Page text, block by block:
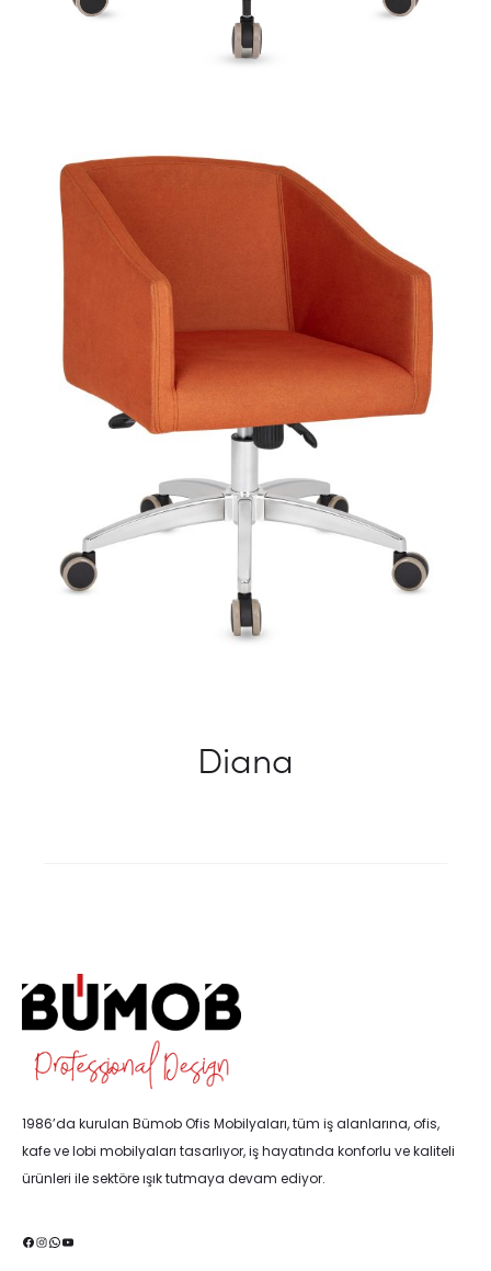
Diana
1986’da kurulan Bümob Ofis Mobilyaları, tüm iş alanlarına, ofis,
kafe ve lobi mobilyaları tasarlıyor, iş hayatında konforlu ve kaliteli
ürünleri ile sektöre ışık tutmaya devam ediyor.
Facebook
Instagram
WhatsApp
YouTube